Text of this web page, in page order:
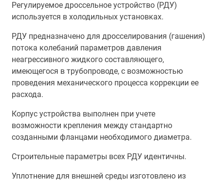
Регулируемое дроссельное устройство (РДУ)
используется в холодильных установках.
РДУ предназначено для дросселирования (гашения)
потока колебаний параметров давления
неагрессивного жидкого составляющего,
имеющегося в трубопроводе, с возможностью
проведения механического процесса коррекции ее
расхода.
Корпус устройства выполнен при учете
возможности крепления между стандартно
созданными фланцами необходимого диаметра.
Строительные параметры всех РДУ идентичны.
Уплотнение для внешней среды изготовлено из